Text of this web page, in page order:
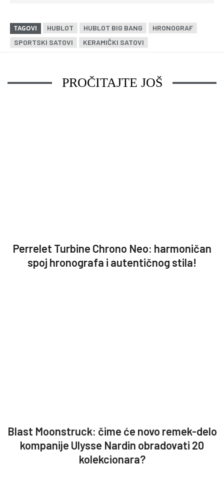
TAGOVI HUBLOT HUBLOT BIG BANG
HRONOGRAF
SPORTSKI SATOVI
KERAMIČKI SATOVI
PROČITAJTE JOŠ
Perrelet Turbine Chrono Neo: harmoničan
spoj hronografa i autentičnog stila!
Blast Moonstruck: čime će novo remek-delo
kompanije Ulysse Nardin obradovati 20
kolekcionara?